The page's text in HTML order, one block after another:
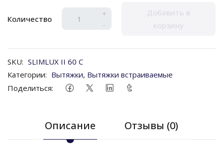
Количество
+
-
Добавить в
корзину
SKU: SLIMLUX II 60 C
Категории: Вытяжки, Вытяжки встраиваемые
Поделиться:
Описание Отзывы (0)